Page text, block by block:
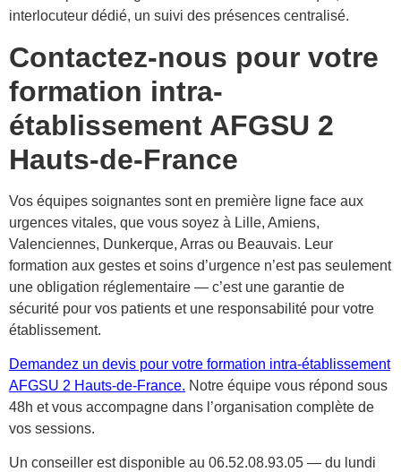
interlocuteur dédié, un suivi des présences centralisé.
Contactez-nous pour votre
formation intra-
établissement AFGSU 2
Hauts-de-France
Vos équipes soignantes sont en première ligne face aux
urgences vitales, que vous soyez à Lille, Amiens,
Valenciennes, Dunkerque, Arras ou Beauvais. Leur
formation aux gestes et soins d’urgence n’est pas seulement
une obligation réglementaire — c’est une garantie de
sécurité pour vos patients et une responsabilité pour votre
établissement.
Demandez un devis pour votre formation intra-établissement
AFGSU 2 Hauts-de-France. Notre équipe vous répond sous
48h et vous accompagne dans l’organisation complète de
vos sessions.
Un conseiller est disponible au 06.52.08.93.05 — du lundi